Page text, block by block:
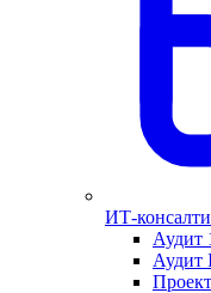
ИТ-
Аудит
Аудит